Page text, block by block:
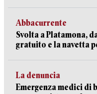
Abbacurrente
Svolta a Platamona,
gratuito e la navetta
La denuncia
Emergenza medici di